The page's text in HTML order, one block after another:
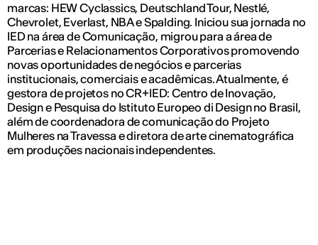
marcas: HEW Cyclassics, Deutschland Tour, Nestlé,
Chevrolet, Everlast, NBA e Spalding. Iniciou sua jornada no
IED na área de Comunicação, migrou para a área de
Parcerias e Relacionamentos Corporativos promovendo
novas oportunidades de negócios e parcerias
institucionais, comerciais e acadêmicas. Atualmente, é
gestora de projetos no CR+IED: Centro de Inovaçāo,
Design e Pesquisa do Istituto Europeo di Design no Brasil,
além de coordenadora de comunicação do Projeto
Mulheres na Travessa e diretora de arte cinematográfica
em produções nacionais independentes.